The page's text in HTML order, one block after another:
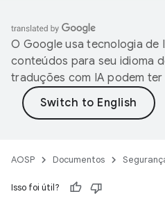
O Google usa tecnologia de
conteúdos para seu idioma
traduções com IA podem ter
AOSP Documentos
Isso foi útil?